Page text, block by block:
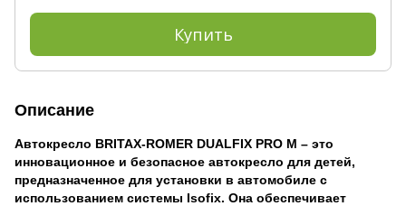
Купить
Описание
Автокресло BRITAX-ROMER DUALFIX PRO M – это
инновационное и безопасное автокресло для детей,
предназначенное для установки в автомобиле с
использованием системы Isofix. Она обеспечивает